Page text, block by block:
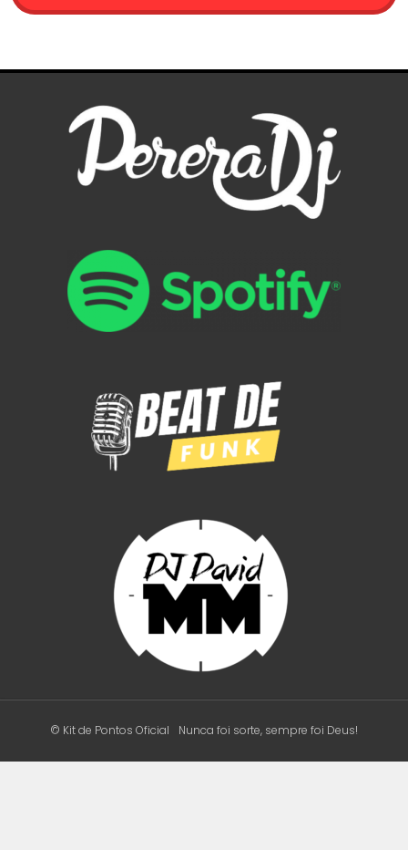
© Kit de Pontos Oficial Nunca foi sorte, sempre foi Deus!